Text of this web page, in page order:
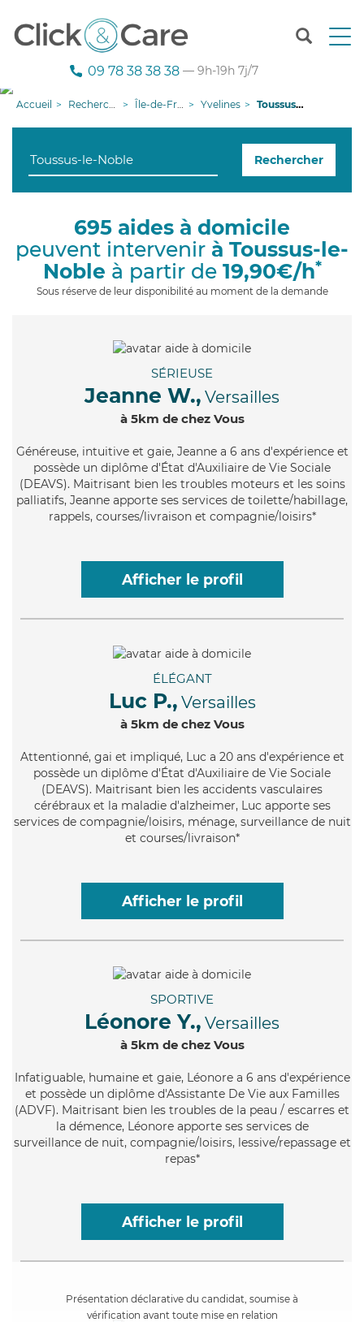
T
n
g
i
09 78 38 38 38 — 9h-19h 7j/7
Accueil Recherche aide à domicile Île-de-France Yvelines Toussus-le-Noble
Rechercher
695 aides à domicile
peuvent intervenir à Toussus-le-
Noble à partir de 19,90€/h*
Sous réserve de leur disponibilité au moment de la demande
SÉRIEUSE
Jeanne W., Versailles
à 5km de chez Vous
Généreuse, intuitive et gaie, Jeanne a 6 ans d'expérience et
possède un diplôme d'État d'Auxiliaire de Vie Sociale
(DEAVS). Maitrisant bien les troubles moteurs et les soins
palliatifs, Jeanne apporte ses services de toilette/habillage,
rappels, courses/livraison et compagnie/loisirs*
Afficher le profil
ÉLÉGANT
Luc P., Versailles
à 5km de chez Vous
Attentionné, gai et impliqué, Luc a 20 ans d'expérience et
possède un diplôme d'État d'Auxiliaire de Vie Sociale
(DEAVS). Maitrisant bien les accidents vasculaires
cérébraux et la maladie d'alzheimer, Luc apporte ses
services de compagnie/loisirs, ménage, surveillance de nuit
et courses/livraison*
Afficher le profil
SPORTIVE
Léonore Y., Versailles
à 5km de chez Vous
Infatiguable, humaine et gaie, Léonore a 6 ans d'expérience
et possède un diplôme d'Assistante De Vie aux Familles
(ADVF). Maitrisant bien les troubles de la peau / escarres et
la démence, Léonore apporte ses services de
surveillance de nuit, compagnie/loisirs, lessive/repassage et
repas*
Afficher le profil
Présentation déclarative du candidat, soumise à
vérification avant toute mise en relation